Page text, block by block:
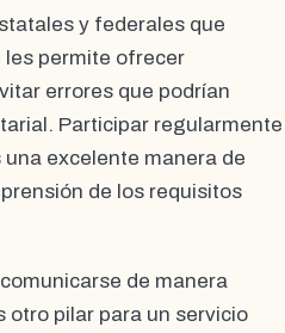
y federales que
permite ofrecer
errores que podrían
Participar regularmente
excelente manera de
de los requisitos
de manera
otro pilar para un servicio